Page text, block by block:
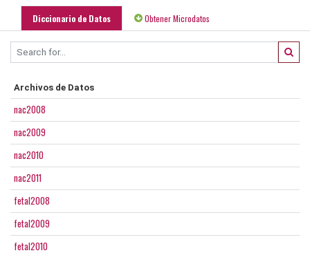
Diccionario de Datos Obtener Microdatos
Archivos de Datos
nac2008
nac2009
nac2010
nac2011
fetal2008
fetal2009
fetal2010